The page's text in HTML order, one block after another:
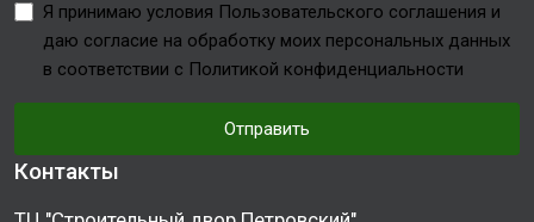
Я принимаю условия Пользовательского соглашения и
даю согласие на обработку моих персональных данных
в соответствии с Политикой конфиденциальности
Отправить
Контакты